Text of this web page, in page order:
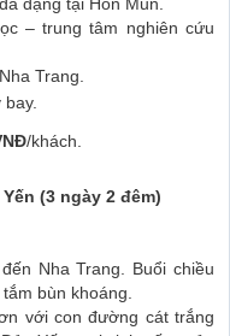
– trung tâm nghiên cứu
Trang.
/khách.
(3 ngày 2 đêm)
Nha Trang. Buổi chiều
bùn khoáng.
với con đường cát trắng